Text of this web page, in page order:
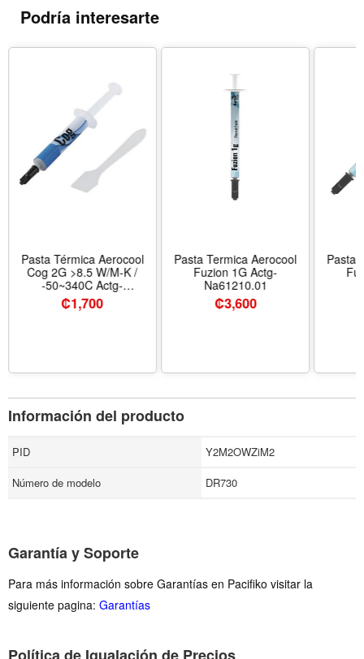
Podría interesarte
Pasta Térmica Aerocool
Cog 2G >8.5 W/M-K /
-50~340C Actg-
Na62210.01
₡1,700
Pasta Termica Aerocool
Fuzion 1G Actg-
Na61210.01
₡3,600
Pasta
Información del producto
PID
Y2M2OWZiM2
Número de modelo
DR730
Garantía y Soporte
Para más información sobre Garantías en Pacifiko visitar la
siguiente pagina: Garantías